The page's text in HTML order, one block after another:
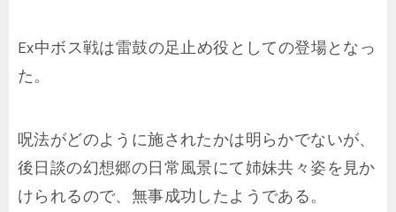
Ex中ボス戦は雷鼓の足止め役としての登場となっ
た。
呪法がどのように施されたかは明らかでないが、
後日談の幻想郷の日常風景にて姉妹共々姿を見か
けられるので、無事成功したようである。